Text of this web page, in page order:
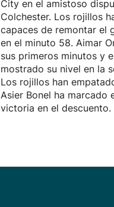
City en el amistoso
Colchester. Los rojillos
capaces de remontar el
en el minuto 58. Aimar
sus primeros minutos y
mostrado su nivel en la
Los rojillos han
Asier Bonel ha marcado
victoria en el descuento.